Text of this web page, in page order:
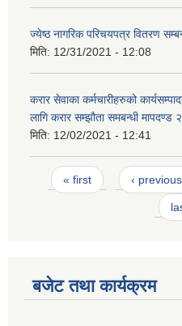
ज्येष्ठ नागरिक परिचयपत्र वितरण
मिति: 12/31/2021 - 12:08
करार सेवाका कर्मचारीहरुको
लागि करार सम्झौता समबन्धी मापदण्ड
मिति: 12/02/2021 - 12:41
Pages
« first ‹ previous
बजेट तथा कार्यक्रम